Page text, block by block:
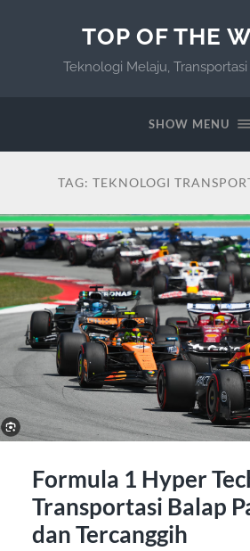
TOP OF THE
Teknologi Melaju,
SHOW MENU
TAG: TEKNOLOGI
Formula 1 Hyper
Transportasi Balap
dan Tercanggih